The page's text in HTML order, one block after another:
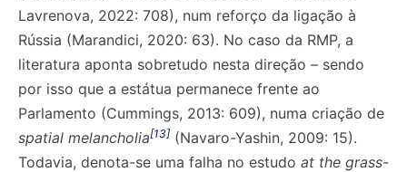
Lavrenova, 2022: 708), num reforço da ligação à
Rússia (Marandici, 2020: 63). No caso da RMP, a
literatura aponta sobretudo nesta direção – sendo
por isso que a estátua permanece frente ao
Parlamento (Cummings, 2013: 609), numa criação de
spatial melancholia[13] (Navaro-Yashin, 2009: 15).
Todavia, denota-se uma falha no estudo at the grass-